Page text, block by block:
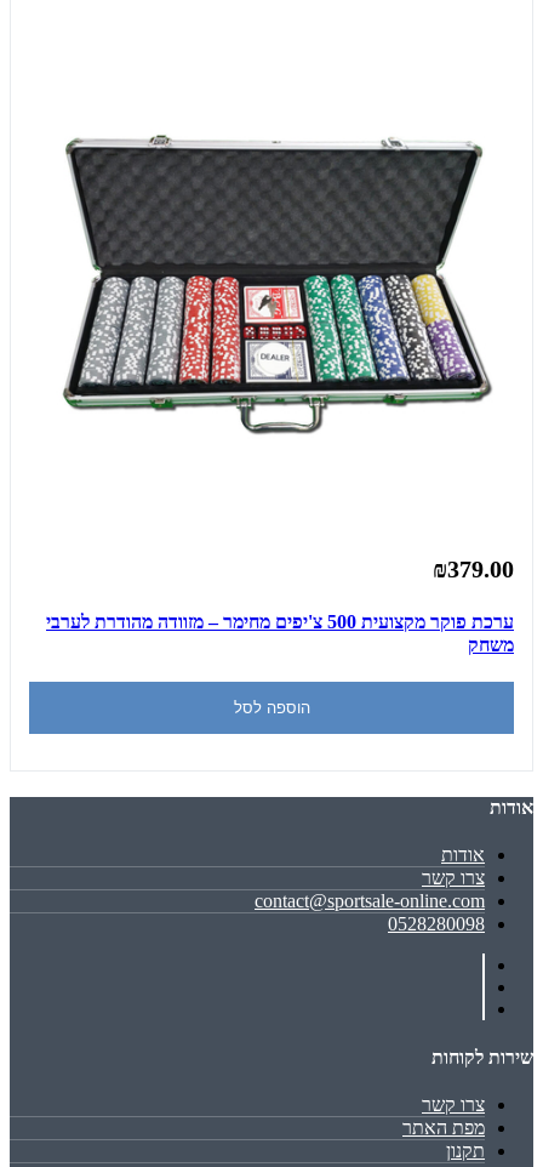
₪379.00
ערכת פוקר מקצועית 500 צ'יפים מחימר – מזוודה מהודרת לערבי
משחק
הוספה לסל
אודות
אודות
צרו קשר
contact@sportsale-online.com
0528280098
שירות לקוחות
צרו קשר
מפת האתר
תקנון